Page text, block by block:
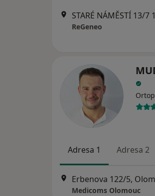
ReGeneo
Adresa 1 Adresa 2
Erbenova 122/5,
Medicoms Olomouc